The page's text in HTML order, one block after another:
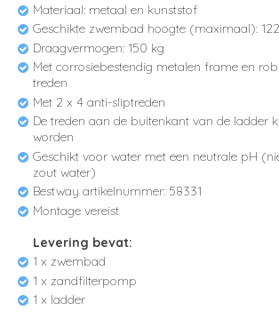
Materiaal: metaal en kunststof
Geschikte zwembad hoogte (maximaal):
Draagvermogen: 150 kg
Met corrosiebestendig metalen frame en
treden
Met 2 x 4 anti-sliptreden
De treden aan de buitenkant van de ladder
worden
Geschikt voor water met een neutrale pH
zout water)
Bestway artikelnummer: 58331
Montage vereist
Levering bevat:
1 x zwembad
1 x zandfilterpomp
1 x ladder